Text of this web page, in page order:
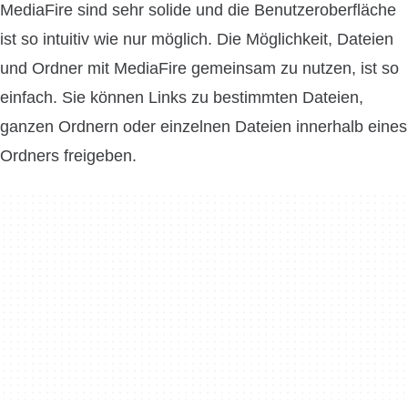
MediaFire sind sehr solide und die Benutzeroberfläche
ist so intuitiv wie nur möglich. Die Möglichkeit, Dateien
und Ordner mit MediaFire gemeinsam zu nutzen, ist so
einfach. Sie können Links zu bestimmten Dateien,
ganzen Ordnern oder einzelnen Dateien innerhalb eines
Ordners freigeben.